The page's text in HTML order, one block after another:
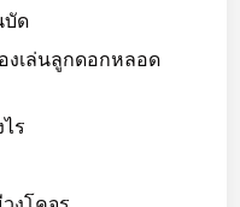
บัด
งเล่นลูกดอกหลอด
ร